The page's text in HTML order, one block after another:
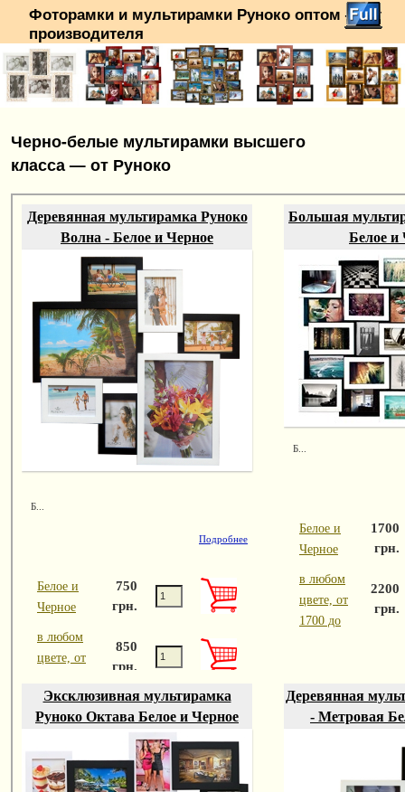
Фоторамки и мультирамки Руноко оптом — от
производителя
Черно-белые мультирамки высшего
класса — от Руноко
Деревянная мультирамка Руноко
Волна - Белое и Черное
Б...
Подробнее
Белое и
Черное
750
грн.
в любом
цвете, от
850
грн.
Большая
Белое и
Б...
Белое и
Черное
1700
грн.
в любом
цвете, от
1700 до
2200
грн.
Эксклюзивная мультирамка
Руноко Октава Белое и Черное
Деревянная
- Метровая